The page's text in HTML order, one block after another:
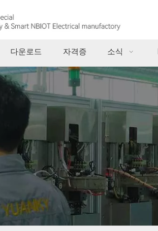
다운로드 자격증 소식